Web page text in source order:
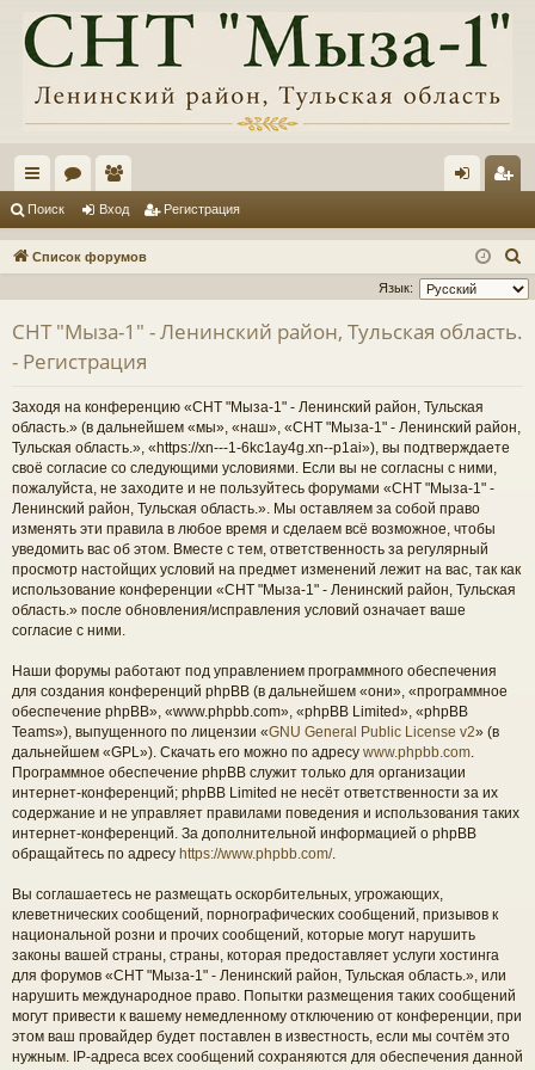
с
ы ум
ол
ьз
и
д ис
тр
Поиск Вход Регистрация
Список форумов
о
Язык:
СНТ "Мыза-1" - Ленинский район, Тульская область.
- Регистрация
Заходя на конференцию «СНТ "Мыза-1" - Ленинский район, Тульская
область.» (в дальнейшем «мы», «наш», «СНТ "Мыза-1" - Ленинский район,
Тульская область.», «https://xn---1-6kc1ay4g.xn--p1ai»), вы подтверждаете
своё согласие со следующими условиями. Если вы не согласны с ними,
пожалуйста, не заходите и не пользуйтесь форумами «СНТ "Мыза-1" -
Ленинский район, Тульская область.». Мы оставляем за собой право
изменять эти правила в любое время и сделаем всё возможное, чтобы
уведомить вас об этом. Вместе с тем, ответственность за регулярный
просмотр настойщих условий на предмет изменений лежит на вас, так как
использование конференции «СНТ "Мыза-1" - Ленинский район, Тульская
область.» после обновления/исправления условий означает ваше
согласие с ними.
Наши форумы работают под управлением программного обеспечения
для создания конференций phpBB (в дальнейшем «они», «программное
обеспечение phpBB», «www.phpbb.com», «phpBB Limited», «phpBB
Teams»), выпущенного по лицензии «GNU General Public License v2» (в
дальнейшем «GPL»). Скачать его можно по адресу www.phpbb.com
Программное обеспечение phpBB служит только для организации
интернет-конференций; phpBB Limited не несёт ответственности за их
содержание и не управляет правилами поведения и использования таких
интернет-конференций. За дополнительной информацией о phpBB
обращайтесь по адресу https://www.phpbb.com/.
Вы соглашаетесь не размещать оскорбительных, угрожающих,
клеветнических сообщений, порнографических сообщений, призывов к
национальной розни и прочих сообщений, которые могут нарушить
законы вашей страны, страны, которая предоставляет услуги хостинга
для форумов «СНТ "Мыза-1" - Ленинский район, Тульская область.», или
нарушить международное право. Попытки размещения таких сообщений
могут привести к вашему немедленному отключению от конференции, при
этом ваш провайдер будет поставлен в известность, если мы сочтём это
нужным. IP-адреса всех сообщений сохраняются для обеспечения данной